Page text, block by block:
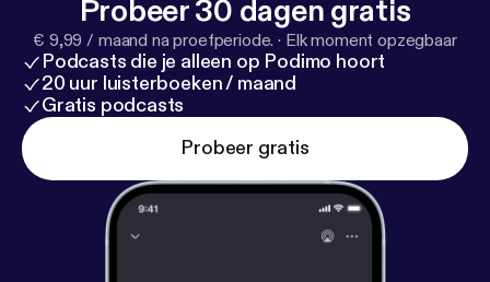
Probeer 30 dagen gratis
€ 9,99 / maand na proefperiode. · Elk moment opzegbaar
Podcasts die je alleen op Podimo hoort
20 uur luisterboeken / maand
Gratis podcasts
Probeer gratis